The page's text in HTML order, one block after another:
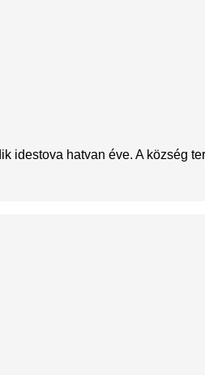
hatvan éve. A község